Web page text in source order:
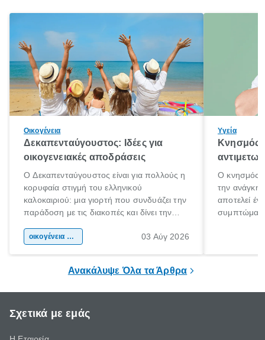
Οικογένεια
Δεκαπενταύγουστος: Ιδέες για
οικογενειακές αποδράσεις
Ο Δεκαπενταύγουστος είναι για πολλούς η
κορυφαία στιγμή του ελληνικού
καλοκαιριού: μια γιορτή που συνδυάζει την
παράδοση με τις διακοπές και δίνει την
χώρας. Είτε πρόκειται για λίγες μέρες
οικογένεια & παιδί 03 Αύγ 2026
Υγεία
Κνησμός:
Ο κνησμός
την ανάγκη
αποτελεί
Ανακάλυψε Όλα τα Άρθρα
Σχετικά με εμάς